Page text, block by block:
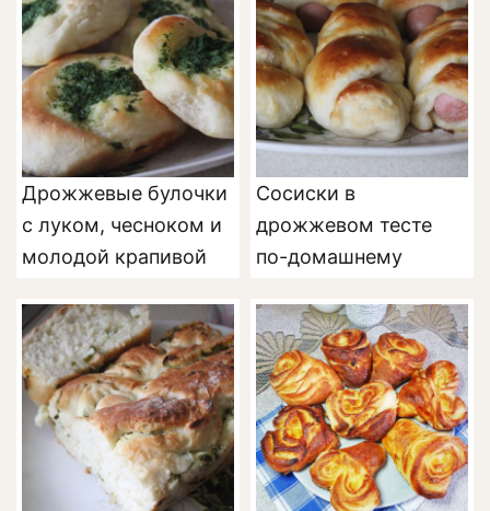
Дрожжевые булочки
с луком, чесноком и
молодой крапивой
Сосиски в
дрожжевом тесте
по-домашнему